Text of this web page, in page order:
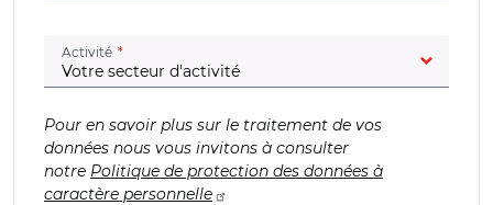
Activité (champ obligatoire)
Pour en savoir plus sur le traitement de vos
données nous vous invitons à consulter
notre Politique de protection des données à
caractère personnelle